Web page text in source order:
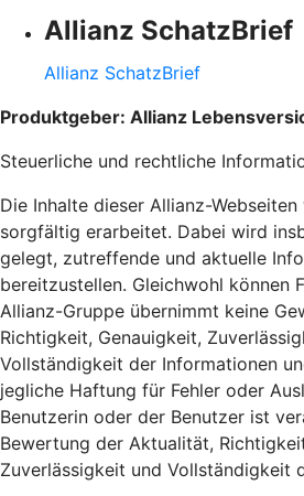
Allianz SchatzBrief
Allianz SchatzBrief
Produktgeber: Allianz
Steuerliche und rechtliche
Die Inhalte dieser Allianz-
sorgfältig erarbeitet. Dabei wird
gelegt, zutreffende und aktuelle
bereitzustellen. Gleichwohl können
Allianz-Gruppe übernimmt keine
Richtigkeit, Genauigkeit,
Vollständigkeit der Informationen
jegliche Haftung für Fehler oder
Benutzerin oder der Benutzer ist
Bewertung der Aktualität,
Zuverlässigkeit und Vollständigkeit